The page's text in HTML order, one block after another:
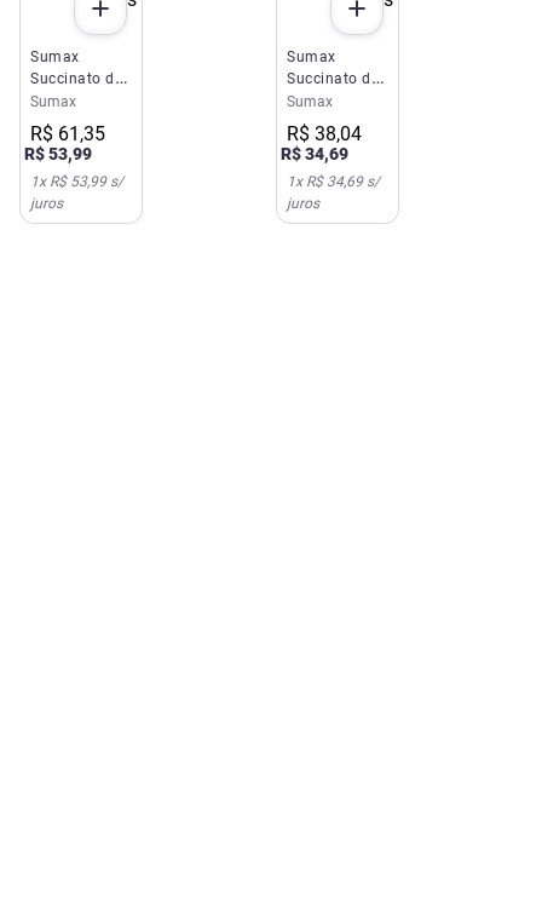
Sumax
Succinato de
Sumatriptana
100mg 2
Comprimidos
Libbs
Sumax
R$ 61 ,35
R$53,99
1x R$ 53,99s/
juros
Sumax
Succinato de
Sumatriptana
25mg 4
Comprimidos
Libbs
Sumax
R$ 38,04
R$34,69
1x R$ 34,69s/
juros